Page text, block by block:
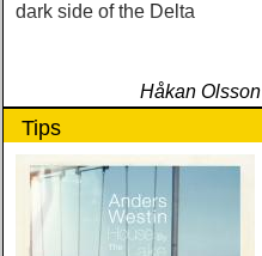
dark side of the Delta
Håkan Olsson
Tips